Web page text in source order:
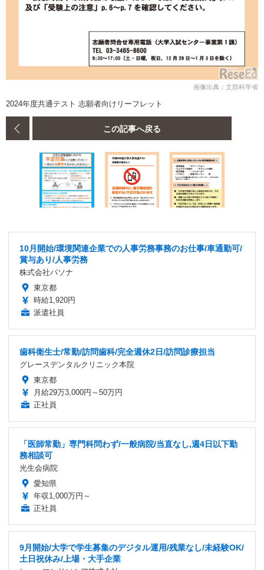
画像出典：文部科学省
2024年度共通テスト 志願者向けリーフレット
この記事へ戻る
10月開始/環境関連企業での人事労務事務のお仕事/車通勤可/
賞与あり/人事労務
株式会社パソナ
東京都
時給1,920円
派遣社員
歯科衛生士/常勤/訪問歯科/完全週休2日/訪問診療担当
グレースデンタルクリニック本院
東京都
月給29万3,000円～50万円
正社員
「医師常勤」専門科問わず/一般病院/当直なし,週4日以下勤
務相談可
光生会病院
愛知県
年収1,000万円～
正社員
9月開始/大学で学生募集のデジタル運用/残業なし/未経験OK/
土日祝休み/上場・大手企業